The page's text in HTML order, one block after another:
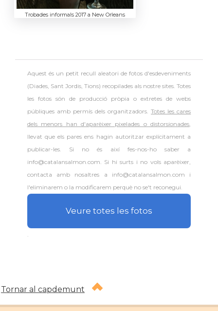
Trobades informals 2017 a New Orleans
Aquest és un petit recull aleatori defotos d'esdeveniments
(Diades, Sant Jordis, Tions) recopilades als nostre sites. Totes
les fotos són de producció pròpia o extretes de webs
públiques amb permís dels organitzadors.Totes les cares
dels menors han d'aparèixer pixelades o distorsionades,
llevat que els pares ens hagin autoritzar explícitament a
publicar-les. Si no és així fes-nos-ho saber a
info@catalansalmon.com. Si hi surts i no vols aparèixer,
contacta amb nosaltres a info@catalansalmon.com i
l'eliminarem o la modificarem perquè no se't reconegui.
Veure totes les fotos
Tornar al capdemunt